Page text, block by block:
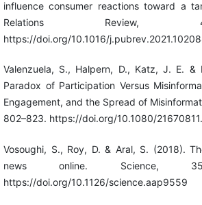
influence consumer reactions toward a
Relations Review,
https://doi.org/10.1016/
Valenzuela, S., Halpern, D., Katz, J. E.
Paradox of Participation Versus
Engagement, and the Spread of
802–823. https://doi.org/10.1080/
Vosoughi, S., Roy, D. & Aral, S. (2018).
news online. Science,
https://doi.org/10.1126/science.aap9559